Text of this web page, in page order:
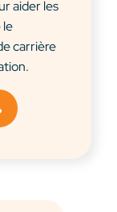
aider les
le
carrière